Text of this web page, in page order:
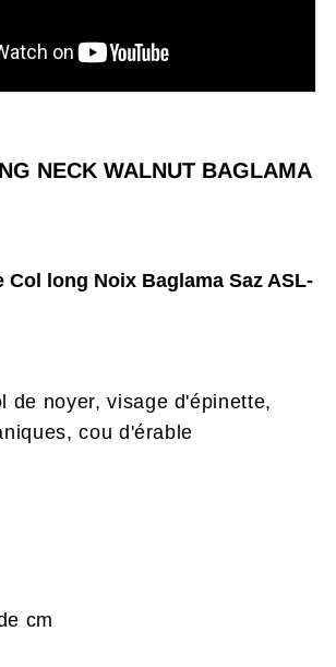
NECK WALNUT BAGLAMA
Col long Noix Baglama Saz ASL-
de noyer, visage d'épinette,
cou d'érable
cm